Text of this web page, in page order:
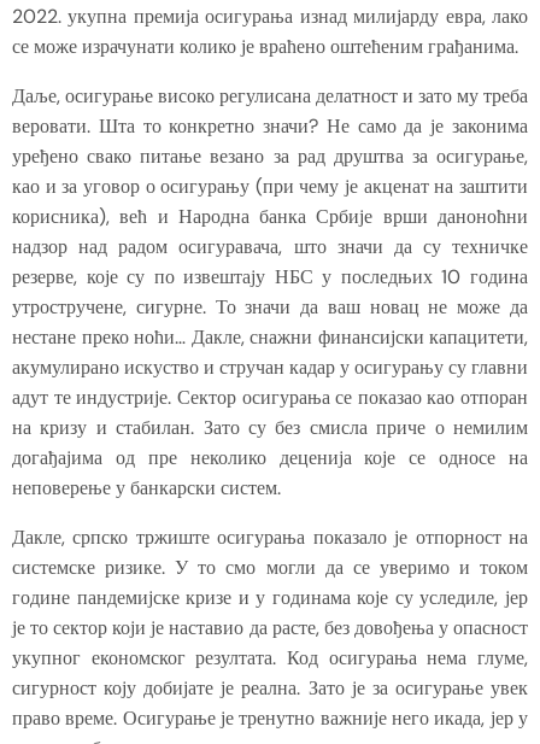
2022. укупна премија осигурања изнад милијарду евра, лако
се може израчунати колико је враћено оштећеним грађанима.
Даље, осигурање високо регулисана делатност и зато му треба
веровати. Шта то конкретно значи? Не само да је законима
уређено свако питање везано за рад друштва за осигурање,
као и за уговор о осигурању (при чему је акценат на заштити
корисника), већ и Народна банка Србије врши даноноћни
надзор над радом осигуравача, што значи да су техничке
резерве, које су по извештају НБС у последњих 10 година
утростручене, сигурне. То значи да ваш новац не може да
нестане преко ноћи… Дакле, снажни финансијски капацитети,
акумулирано искуство и стручан кадар у осигурању су главни
адут те индустрије. Сектор осигурања се показао као отпоран
на кризу и стабилан. Зато су без смисла приче о немилим
догађајима од пре неколико деценија које се односе на
неповерење у банкарски систем.
Дакле, српско тржиште осигурања показало је отпорност на
системске ризике. У то смо могли да се уверимо и током
године пандемијске кризе и у годинама које су уследиле, јер
је то сектор који је наставио да расте, без довођења у опасност
укупног економског резултата. Код осигурања нема глуме,
сигурност коју добијате је реална. Зато је за осигурање увек
право време. Осигурање је тренутно важније него икада, јер у